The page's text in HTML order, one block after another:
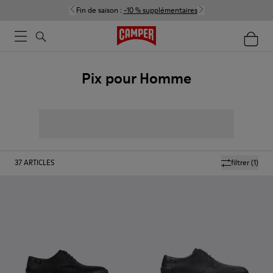
Fin de saison : -10 % supplémentaires
Pix pour Homme
filtrer(1)
37ARTICLES